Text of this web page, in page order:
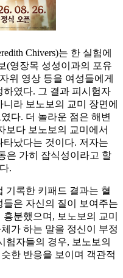
Chivers)는 한 실험에
(영장목 성성이과의 포유
위 영상 등을 여성들에게
하였다. 그 결과 피시험자
라 보노보의 교미 장면에
다. 더 놀라운 점은 해변
보다 보노보의 교미에서
났다는 것이다. 저자는
은 가히 잡식성이라고 할
.
기록한 키패드 결과는 혈
은 자신의 질이 보여주는
분했으며, 보노보의 교미
가 하는 말을 정신이 부정
험자들의 경우, 보노보의
한 반응을 보이며 객관적